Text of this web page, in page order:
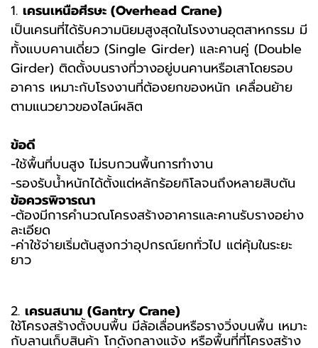
1. เครนเหนือศีรษะ (Overhead Crane)
เป็นเครนที่ได้รับความนิยมสูงสุดในโรงงานอุตสาหกรรม มี
ทั้งแบบคานเดี่ยว (Single Girder) และคานคู่ (Double
Girder) ติดตั้งบนรางที่วางอยู่บนคานหรือเสาโดยรอบ
อาคาร เหมาะกับโรงงานที่ต้องยกของหนัก เคลื่อนย้าย
ตามแนวยาวของไลน์ผลิต
ข้อดี
-ใช้พื้นที่บนสูง ไม่รบกวนพื้นการทำงาน
-รองรับน้ำหนักได้ตั้งแต่หลักร้อยกิโลจนถึงหลายสิบตัน
ข้อควรพิจารณา
-ต้องมีการคำนวณโครงสร้างอาคารและคานรับรางอย่าง
ละเอียด
-ค่าใช้จ่ายเริ่มต้นสูงกว่าอุปกรณ์ยกทั่วไป แต่คุ้มในระยะ
ยาว
2. เครนสนาม (Gantry Crane)
ใช้โครงสร้างตั้งบนพื้น มีล้อเลื่อนหรือรางวิ่งบนพื้น เหมาะ
กับลานเก็บสินค้า โกดังกลางแจ้ง หรือพื้นที่ที่โครงสร้าง